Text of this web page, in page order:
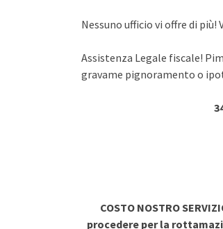
Nessuno ufficio vi offre di
Assistenza Legale fiscale!
gravame pignoramento o
COSTO NOSTRO
procedere per la